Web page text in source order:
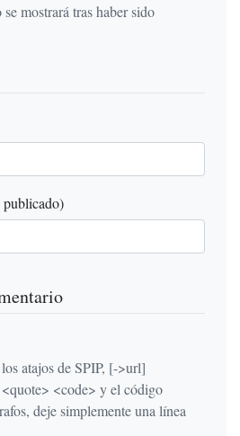
mostrará tras haber sido
atajos de SPIP, [->url]
<code> y el código
deje simplemente una línea